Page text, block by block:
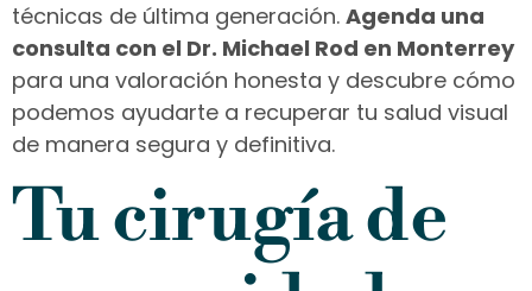
técnicas de última generación. Agenda una
consulta con el Dr. Michael Rod en Monterrey
para una valoración honesta y descubre cómo
podemos ayudarte a recuperar tu salud visual
de manera segura y definitiva.
Tu cirugía de